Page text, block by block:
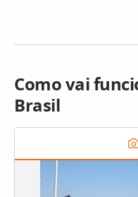
Como vai
Brasil